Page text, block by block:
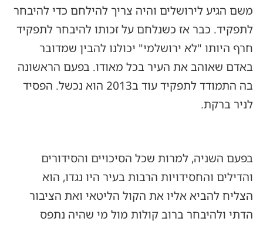
משם הגיע לירושלים והיה צריך להילחם כדי להיבחר
לתפקיד. כבר אז כשנלחם על זכותו להיבחר לתפקיד
חרף היותו "לא ירושלמי" יכולנו להבין שמדובר
באדם שאוהב את העיר בכל מאודו. בפעם הראשונה
בה התמודד לתפקיד עוד ב2013 הוא נכשל. הפסיד
לניר ברקת.
בפעם השניה, למרות שכל הסיכויים והסידורים
והדילים והחסידויות הרבות בעיר היו נגדו, הוא
הצליח להביא אליו את הקול הליטאי ואת הציבור
הדתי ולהיבחר ברוב קולות מול מי שהיה נתפס